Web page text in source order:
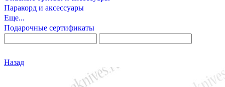
Паракорд и аксессуары
Еще...
Подарочные сертификаты
Назад